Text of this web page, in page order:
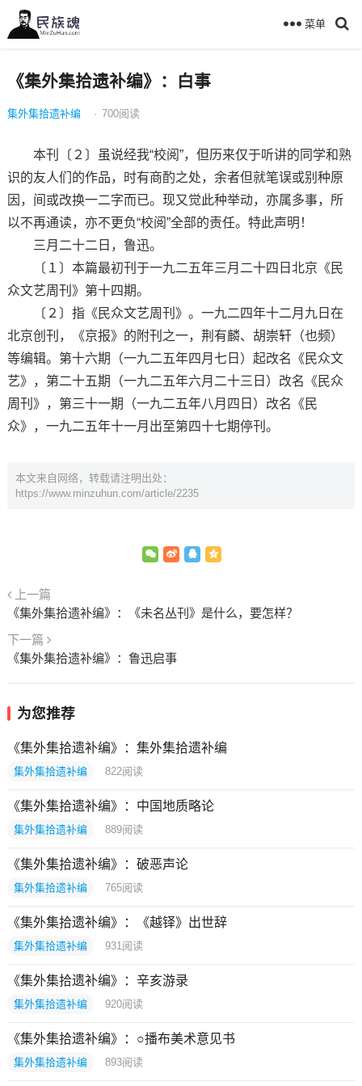
菜单
《集外集拾遗补编》：白事
集外集拾遗补编 · 700阅读
本刊〔２〕虽说经我“校阅”，但历来仅于听讲的同学和熟
识的友人们的作品，时有商酌之处，余者但就笔误或别种原
因，间或改换一二字而已。现又觉此种举动，亦属多事，所
以不再通读，亦不更负“校阅”全部的责任。特此声明！
三月二十二日，鲁迅。
〔１〕本篇最初刊于一九二五年三月二十四日北京《民
众文艺周刊》第十四期。
〔２〕指《民众文艺周刊》。一九二四年十二月九日在
北京创刊，《京报》的附刊之一，荆有麟、胡崇轩（也频）
等编辑。第十六期（一九二五年四月七日）起改名《民众文
艺》，第二十五期（一九二五年六月二十三日）改名《民众
周刊》，第三十一期（一九二五年八月四日）改名《民
众》，一九二五年十一月出至第四十七期停刊。
本文来自网络，转载请注明出处：
https://www.minzuhun.com/article/2235
上一篇
《集外集拾遗补编》：《未名丛刊》是什么，要怎样？
下一篇
《集外集拾遗补编》：鲁迅启事
为您推荐
《集外集拾遗补编》：集外集拾遗补编
集外集拾遗补编 822阅读
《集外集拾遗补编》：中国地质略论
集外集拾遗补编 889阅读
《集外集拾遗补编》：破恶声论
集外集拾遗补编 765阅读
《集外集拾遗补编》：《越铎》出世辞
集外集拾遗补编 931 阅读
《集外集拾遗补编》：辛亥游录
集外集拾遗补编 920阅读
《集外集拾遗补编》：○播布美术意见书
集外集拾遗补编 893阅读